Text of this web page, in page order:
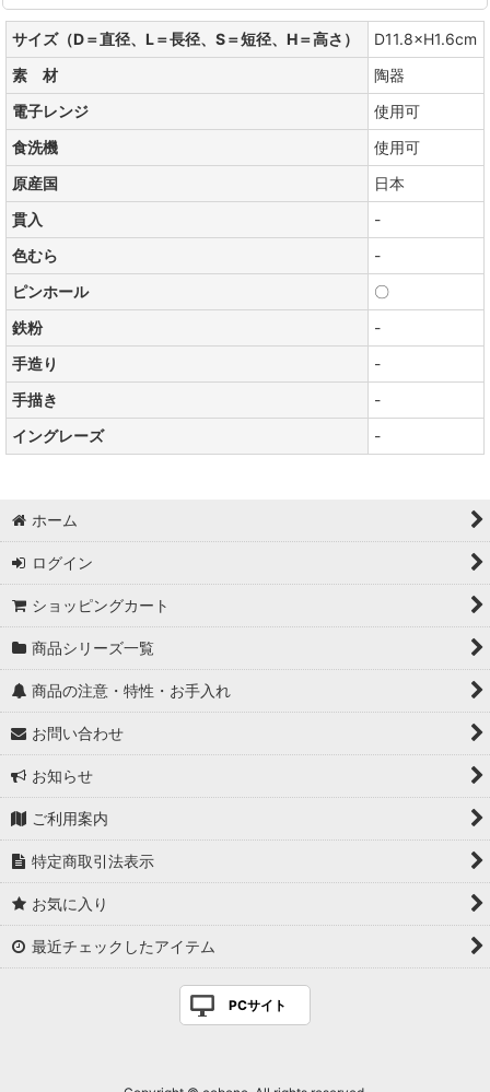
サイズ（D＝直径、L＝長径、S＝短径、H＝高さ）
D11.8×H1.6cm
素 材
陶器
電子レンジ
使用可
食洗機
使用可
原産国
日本
貫入
-
色むら
-
ピンホール
〇
鉄粉
-
手造り
-
手描き
-
イングレーズ
-
ホーム
ログイン
ショッピングカート
商品シリーズ一覧
商品の注意・特性・お手入れ
お問い合わせ
お知らせ
ご利用案内
特定商取引法表示
お気に入り
最近チェックしたアイテム
PCサイト